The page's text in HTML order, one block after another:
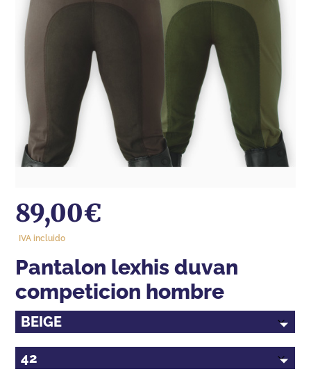
89,00€
IVA incluido
pantalon lexhis duvan
competicion hombre